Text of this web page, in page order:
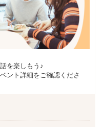
を楽しもう♪
ント詳細をご確認くださ